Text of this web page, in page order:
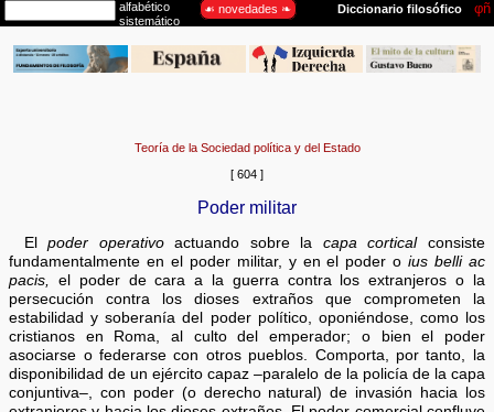
Teoría de la Sociedad política y del Estado
[ 604 ]
Poder militar
Elpoder operativoactuando sobre la capa corticalconsiste
fundamentalmente en el poder militar, y en el poder oius belli ac
pacis, el poder de cara a la guerra contra los extranjeros o la
persecución contra los dioses extraños que comprometen la
estabilidad y soberanía del poder político, oponiéndose, como los
cristianos en Roma, al culto del emperador; o bien el poder
asociarse o federarse con otros pueblos. Comporta, por tanto, la
disponibilidad de un ejército capaz –paralelo de la policía de la capa
conjuntiva–, con poder (o derecho natural) de invasión hacia los